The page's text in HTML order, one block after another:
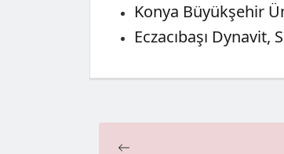
Konya Büyükşehir
Eczacıbaşı Dynavit,